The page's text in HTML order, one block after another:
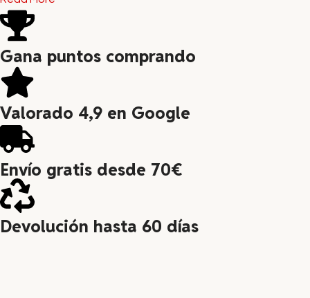
Gana puntos comprando
Valorado 4,9 en Google
Envío gratis desde 70€
Devolución hasta 60 días